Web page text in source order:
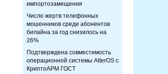
импортозамещения
Число жертв телефонных
мошенников среди абонентов
билайна за год снизилось на
26%
Подтверждена совместимость
операционной системы AlterOS с
КриптоАРМ ГОСТ